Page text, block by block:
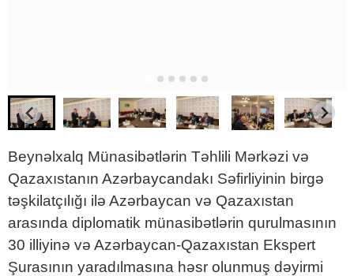
Beynəlxalq Münasibətlərin Təhlili Mərkəzi və
Qazaxıstanın Azərbaycandakı Səfirliyinin birgə
təşkilatçılığı ilə Azərbaycan və Qazaxıstan
arasında diplomatik münasibətlərin qurulmasının
30 illiyinə və Azərbaycan-Qazaxıstan Ekspert
Şurasının yaradılmasına həsr olunmuş dəyirmi